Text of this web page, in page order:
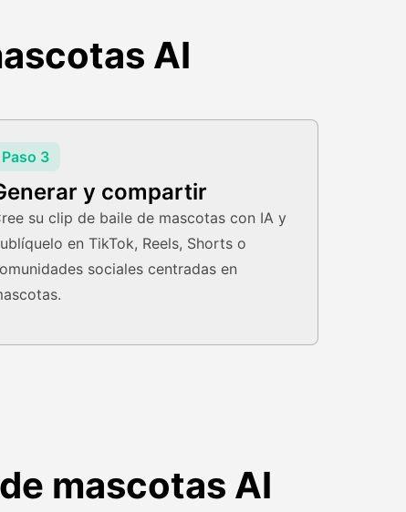
AI
Paso 3
y compartir
su clip de baile de mascotas con IA y
en TikTok, Reels, Shorts o
sociales centradas en
mascotas AI